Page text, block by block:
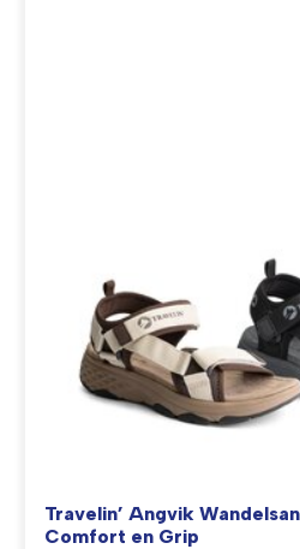
Travelin’ Angvik
Comfort en Grip